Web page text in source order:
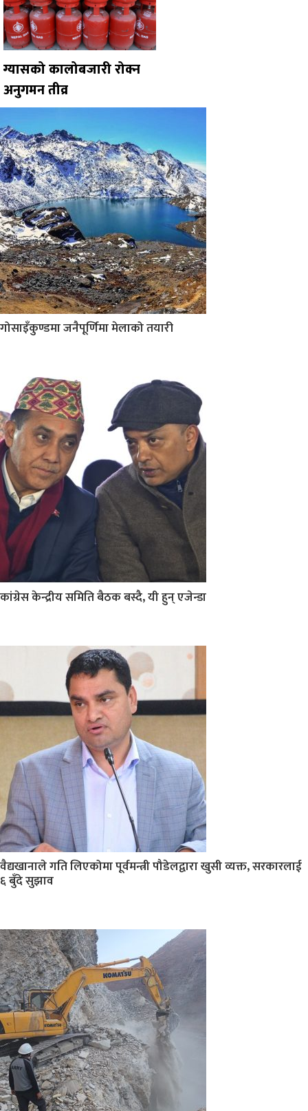
ग्यासको कालोबजारी रोक्न
अनुगमन तीव्र
गोसाइँकुण्डमा जनैपूर्णिमा मेलाको तयारी
कांग्रेस केन्द्रीय समिति बैठक बस्दै, यी हुन् एजेन्डा
वैद्यखानाले गति लिएकोमा पूर्वमन्त्री पौडेलद्वारा खुसी व्यक्त, सरकारलाई
६ बुँदे सुझाव